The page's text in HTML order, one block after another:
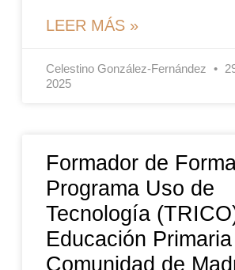
LEER MÁS »
Celestino González-Fernández
2025
Formador de
Programa Uso de
Tecnología
Educación
Comunidad de